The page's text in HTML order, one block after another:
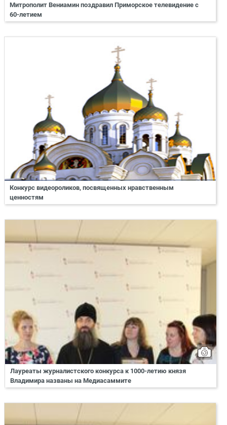
Митрополит Вениамин поздравил Приморское телевидение с
60-летием
Конкурс видеороликов, посвященных нравственным
ценностям
Лауреаты журналистского конкурса к 1000-летию князя
Владимира названы на Медиасаммите